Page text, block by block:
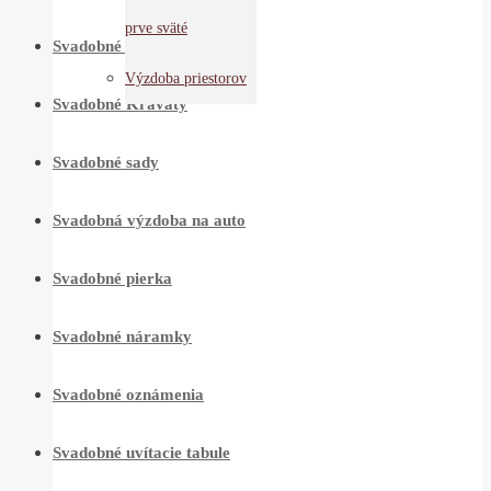
prve sväté
Výzdoba priestorov
Svadobné štamperlíky
Svadobné Kravaty
Svadobné sady
Svadobná výzdoba na auto
Svadobné pierka
Svadobné náramky
Svadobné oznámenia
Svadobné uvítacie tabule